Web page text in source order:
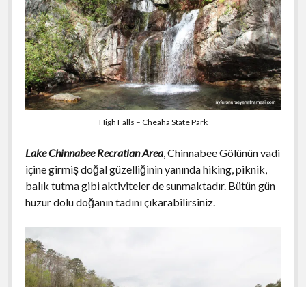
High Falls – Cheaha State Park
Lake Chinnabee Recratian Area, Chinnabee Gölünün vadi
içine girmiş doğal güzelliğinin yanında hiking, piknik,
balık tutma gibi aktiviteler de sunmaktadır. Bütün gün
huzur dolu doğanın tadını çıkarabilirsiniz.